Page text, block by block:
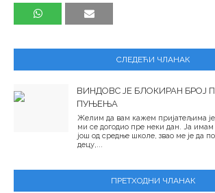
СЛЕДЕЋИ ЧЛАНАК
ВИНДОВС ЈЕ БЛОКИРАН БРОЈ
ПУЊЕЊА
Желим да вам кажем пријатељима
ми се догодио пре неки дан. Ја имам
још од средње школе, звао ме је да
децу,...
ПРЕТХОДНИ ЧЛАНАК